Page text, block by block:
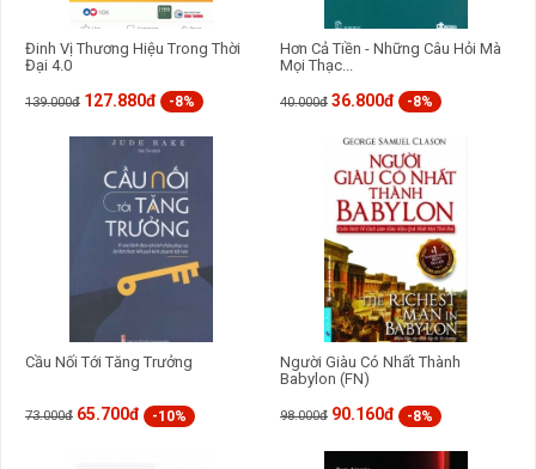
Đinh Vị Thương Hiệu Trong Thời
Đại 4.0
139.000đ 127.880đ -8%
Hơn Cả Tiền - Những Câu Hỏi Mà
Mọi Thạc...
40.000đ 36.800đ -8%
Cầu Nối Tới Tăng Trưởng
73.000đ 65.700đ -10%
Người Giàu Có Nhất Thành
Babylon (FN)
98.000đ 90.160đ -8%